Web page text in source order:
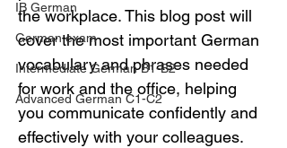
IB German
German exam
Intermediate German B1-B2
Advanced German C1-C2
the workplace. This blog post will
cover the most important German
vocabulary and phrases needed
for work and the office, helping
you communicate confidently and
effectively with your colleagues.